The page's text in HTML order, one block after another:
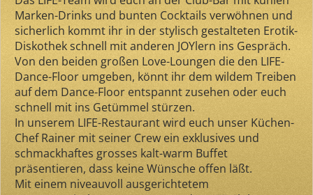
Marken-Drinks und bunten Cocktails verwöhnen und
sicherlich kommt ihr in der stylisch gestalteten Erotik-
Diskothek schnell mit anderen JOYlern ins Gespräch.
Von den beiden großen Love-Loungen die den LIFE-
Dance-Floor umgeben, könnt ihr dem wildem Treiben
auf dem Dance-Floor entspannt zusehen oder euch
schnell mit ins Getümmel stürzen.
In unserem LIFE-Restaurant wird euch unser Küchen-
Chef Rainer mit seiner Crew ein exklusives und
schmackhaftes grosses kalt-warm Buffet
präsentieren, dass keine Wünsche offen läßt.
Mit einem niveauvoll ausgerichtetem